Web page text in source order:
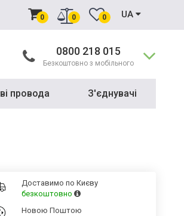
0 0 0 UA
0800 218 015
Безкоштовно з мобільного
провода З'єднувачі
Доставимо по Києву
безкоштовно
Новою Поштою